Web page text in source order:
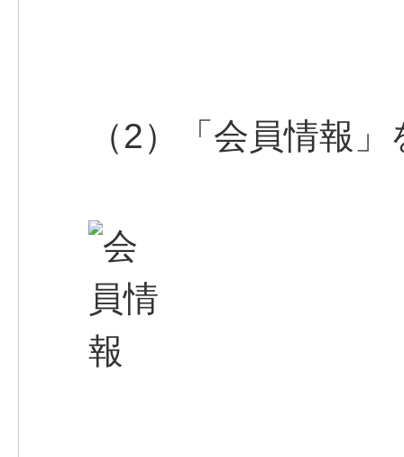
（2）「会員情報